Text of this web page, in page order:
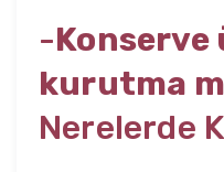
-
kurutma
Nerelerde